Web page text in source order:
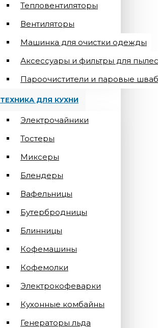
Тепловентиляторы
Вентиляторы
Машинка для очистки одежды
Аксессуары и фильтры для
Пароочистители и паровые
ТЕХНИКА ДЛЯ КУХНИ
Электрочайники
Тостеры
Миксеры
Блендеры
Вафельницы
Бутербродницы
Блинницы
Кофемашины
Кофемолки
Электрокофеварки
Кухонные комбайны
Генераторы льда